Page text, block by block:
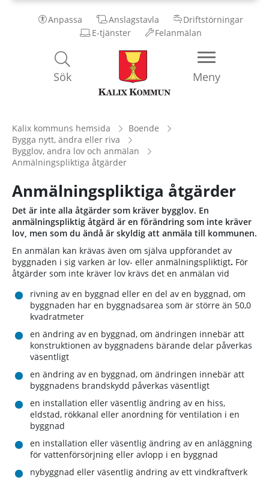
Anpassa Anslagstavla
Driftstörningar
E-tjänster
Felanmälan
Kalix
Kommun
Meny
Sök
Kalix kommuns hemsida
Boende
Bygga nytt, ändra eller riva
Bygglov, andra lov och anmälan
Anmälningspliktiga åtgärder
Anmälningspliktiga åtgärder
Det är inte alla åtgärder som kräver bygglov. En
anmälningspliktig åtgärd är en förändring som inte kräver
lov, men som du ändå är skyldig att anmäla till kommunen.
En anmälan kan krävas även om själva uppförandet av
byggnaden i sig varken är lov- eller anmälningspliktigt. För
åtgärder som inte kräver lov krävs det en anmälan vid
rivning av en byggnad eller en del av en byggnad, om
byggnaden har en byggnadsarea som är större än 50,0
kvadratmeter
en ändring av en byggnad, om ändringen innebär att
konstruktionen av byggnadens bärande delar påverkas
väsentligt
en ändring av en byggnad, om ändringen innebär att
byggnadens brandskydd påverkas väsentligt
en installation eller väsentlig ändring av en hiss,
eldstad, rökkanal eller anordning för ventilation i en
byggnad
en installation eller väsentlig ändring av en anläggning
för vattenförsörjning eller avlopp i en byggnad
nybyggnad eller väsentlig ändring av ett vindkraftverk